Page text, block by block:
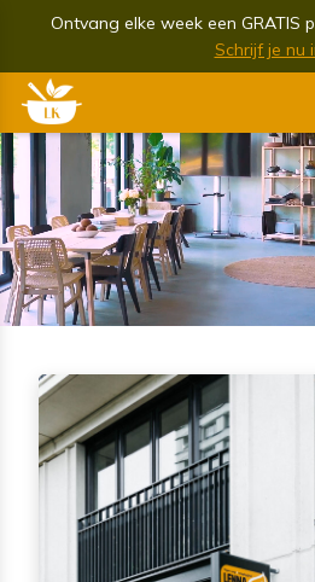
Ontvang elke week een GRATIS
Schrijf je nu